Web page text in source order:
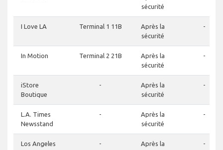
sécurité
I Love LA Terminal 1 11B
Après la
sécurité
-
In Motion Terminal 2 21B
Après la
sécurité
-
iStore
Boutique
-
Après la
sécurité
-
L.A. Times
Newsstand
-
Après la
sécurité
-
Los Angeles
-
Après la
-